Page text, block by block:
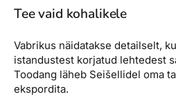
Tee vaid kohalikele
Vabrikus näidatakse detailselt,
istandustest korjatud lehtedest
Toodang läheb Seišellidel oma
ekspordita.